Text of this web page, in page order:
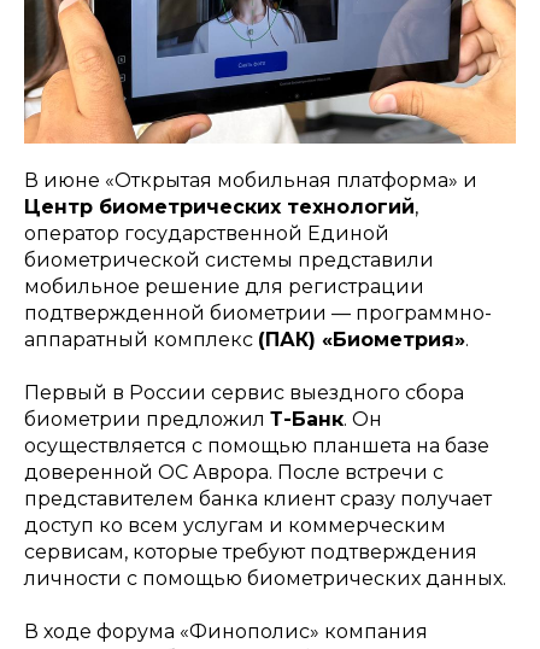
В июне «Открытая мобильная платформа» и
Центр биометрических технологий,
оператор государственной Единой
биометрической системы представили
мобильное решение для регистрации
подтвержденной биометрии — программно-
аппаратный комплекс (ПАК) «Биометрия».
Первый в России сервис выездного сбора
биометрии предложил Т-Банк. Он
осуществляется с помощью планшета на базе
доверенной ОС Аврора. После встречи с
представителем банка клиент сразу получает
доступ ко всем услугам и коммерческим
сервисам, которые требуют подтверждения
личности с помощью биометрических данных.
В ходе форума «Финополис» компания